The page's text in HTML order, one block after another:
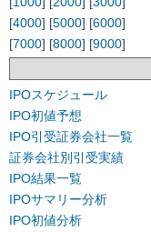
[4000] [5000] [6000]
[7000] [8000] [9000]
IPOスケジュール
IPO初値予想
IPO引受証券会社一覧
証券会社別引受実績
IPO結果一覧
IPOサマリー分析
IPO初値分析